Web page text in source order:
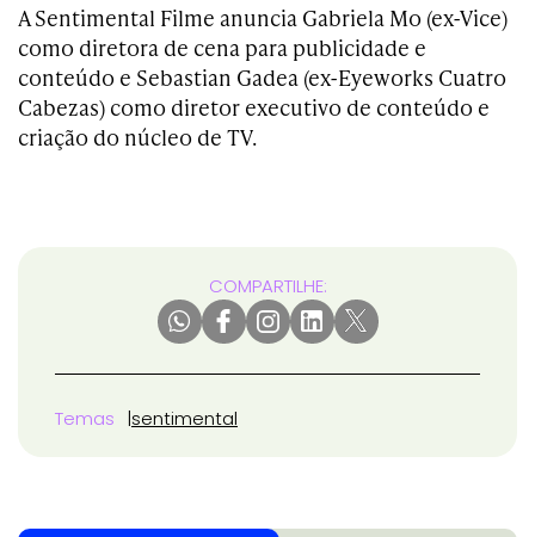
A Sentimental Filme anuncia Gabriela Mo (ex-Vice)
como diretora de cena para publicidade e
conteúdo e Sebastian Gadea (ex-Eyeworks Cuatro
Cabezas) como diretor executivo de conteúdo e
criação do núcleo de TV.
COMPARTILHE:
Temas sentimental